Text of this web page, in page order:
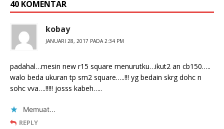
40 KOMENTAR
kobay
JANUARI 28, 2017 PADA 2:34 PM
padahal…mesin new r15 square menurutku…ikut2 an cb150…..
walo beda ukuran tp sm2 square…..!!! yg bedain skrg dohc n
sohc vva….!!!!! josss kabeh…..
Memuat...
REPLY